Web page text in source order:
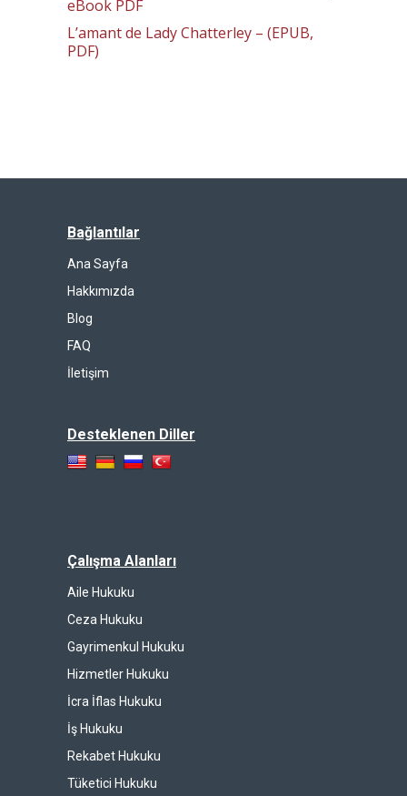
eBook PDF
L’amant de Lady Chatterley – (EPUB,
PDF)
Bağlantılar
Ana Sayfa
Hakkımızda
Blog
FAQ
İletişim
Desteklenen Diller
Çalışma Alanları
Aile Hukuku
Ceza Hukuku
Gayrimenkul Hukuku
Hizmetler Hukuku
İcra İflas Hukuku
İş Hukuku
Rekabet Hukuku
Tüketici Hukuku